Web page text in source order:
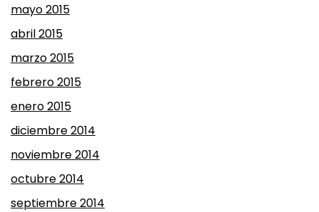
mayo 2015
abril 2015
marzo 2015
febrero 2015
enero 2015
diciembre 2014
noviembre 2014
octubre 2014
septiembre 2014